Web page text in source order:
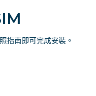
指南即可完成安裝。